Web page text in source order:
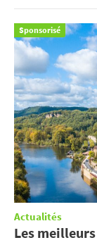
Sponsorisé
Actualités
Les